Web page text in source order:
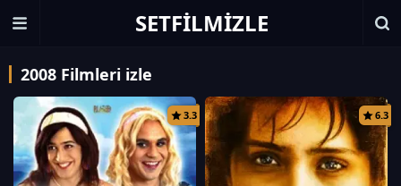
SETFILMIZLE
2008 Filmleri izle
3.3 6.3